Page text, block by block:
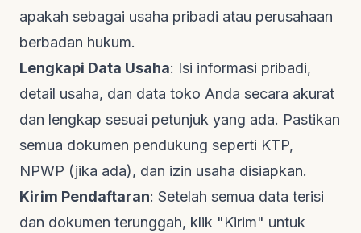
apakah sebagai usaha pribadi atau perusahaan
berbadan hukum.
Lengkapi Data Usaha: Isi informasi pribadi,
detail usaha, dan data toko Anda secara akurat
dan lengkap sesuai petunjuk yang ada. Pastikan
semua dokumen pendukung seperti KTP,
NPWP (jika ada), dan izin usaha disiapkan.
Kirim Pendaftaran: Setelah semua data terisi
dan dokumen terunggah, klik "Kirim" untuk